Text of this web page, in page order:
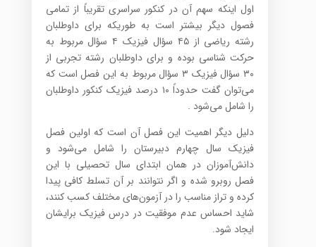
اول اینکه سهم آن در کنکور سراسری تقریباً از تمامی
فصول دیگر بیشتر است به طوریکه برای داوطلبان
رشته ریاضی از ۴۵ سؤال فیزیک ۴ سؤال مربوط به
حرکت شناسی بوده و برای داوطلبان رشته تجربی از
۳۰ سؤال فیزیک ۳ سؤال مربوط به این فصل است که
می‌توان گفت حدوداً ۱۰ درصد فیزیک کنکور داوطلبان
را شامل می‌شود .
دلیل دیگر اهمیت این فصل آن است که اولین فصل
فیزیک سال چهارم دبیرستان را شامل می‌شود و
دانش‌آموزان در همان ابتدای سال تحصیلی با این
فصل روبرو شده و اگر نتوانند بر آن تسلط کافی پیدا
کرده و تراز مناسب را در آزمون‌های مختلف کسب کنند،
شاید احساس عدم موفقیت در درس فیزیک برایشان
ایجاد شود.